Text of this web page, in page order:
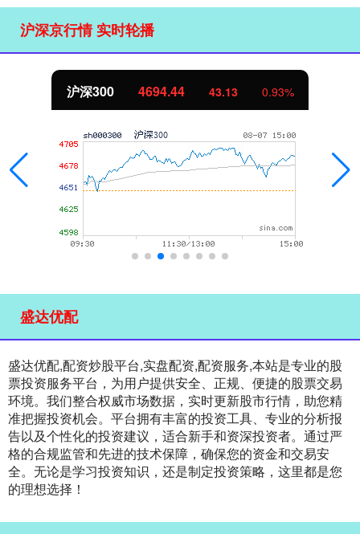
沪深京行情 实时轮播
沪深300 4694.44 43.13 0.93%
盛达优配
盛达优配,配资炒股平台,实盘配资,配资服务,本站是专业的股
票投资服务平台，为用户提供安全、正规、便捷的股票交易
环境。我们整合权威市场数据，实时更新股市行情，助您精
准把握投资机会。平台拥有丰富的投资工具、专业的分析报
告以及个性化的投资建议，适合新手和资深投资者。通过严
格的合规监管和先进的技术保障，确保您的资金和交易安
全。无论是学习投资知识，还是制定投资策略，这里都是您
的理想选择！